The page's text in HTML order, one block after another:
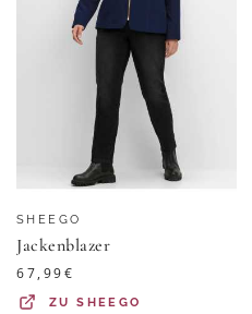
SHEEGO
Jackenblazer
67,99€
ZUSHEEGO